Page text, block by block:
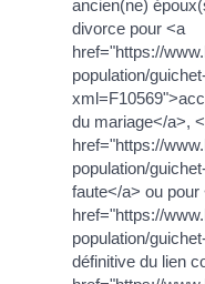
ancien(ne)
divorce pour <a
href="https://
population/
du mariage</a>,
href="https://
population/
faute</a> ou pour
href="https://
population/
définitive du lien